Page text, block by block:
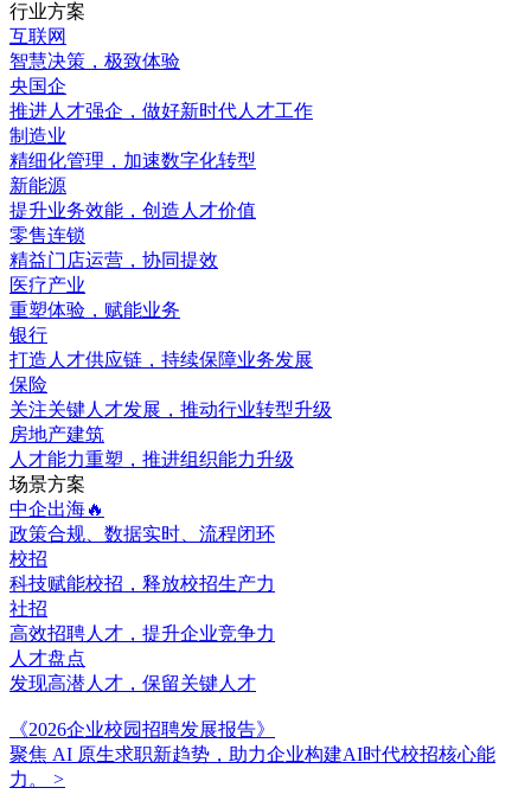
行业方案
互联网
智慧决策，极致体验
央国企
推进人才强企，做好新时代人才工作
制造业
精细化管理，加速数字化转型
新能源
提升业务效能，创造人才价值
零售连锁
精益门店运营，协同提效
医疗产业
重塑体验，赋能业务
银行
打造人才供应链，持续保障业务发展
保险
关注关键人才发展，推动行业转型升级
房地产建筑
人才能力重塑，推进组织能力升级
场景方案
中企出海🔥
政策合规、数据实时、流程闭环
校招
科技赋能校招，释放校招生产力
社招
高效招聘人才，提升企业竞争力
人才盘点
发现高潜人才，保留关键人才
《2026企业校园招聘发展报告》
聚焦 AI 原生求职新趋势，助力企业构建AI时代校招核心能
力。
>